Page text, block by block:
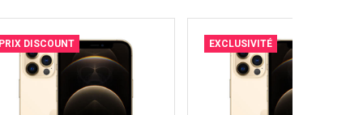
PRIX DISCOUNT EXCLUSIVITÉ